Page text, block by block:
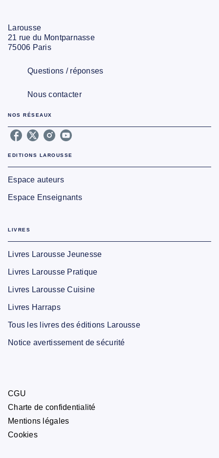
Larousse
21 rue du Montparnasse
75006 Paris
Questions / réponses
Nous contacter
NOS RÉSEAUX
EDITIONS LAROUSSE
Espace auteurs
Espace Enseignants
LIVRES
Livres Larousse Jeunesse
Livres Larousse Pratique
Livres Larousse Cuisine
Livres Harraps
Tous les livres des éditions Larousse
Notice avertissement de sécurité
CGU
Charte de confidentialité
Mentions légales
Cookies